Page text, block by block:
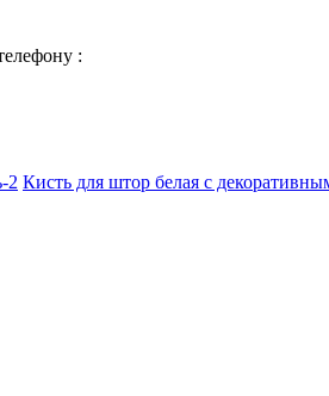
:
2 Кисть для штор белая с